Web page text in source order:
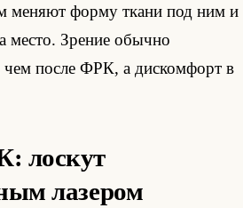
меняют форму ткани под ним и
место. Зрение обычно
чем после ФРК, а дискомфорт в
лоскут
лазером